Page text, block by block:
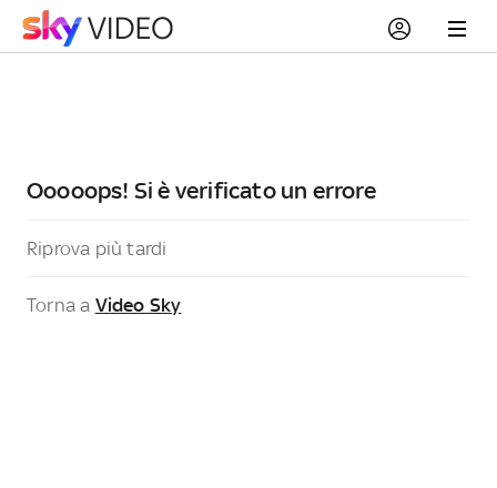
Ooooops! Si è verificato un errore
Riprova più tardi
Torna a Video Sky